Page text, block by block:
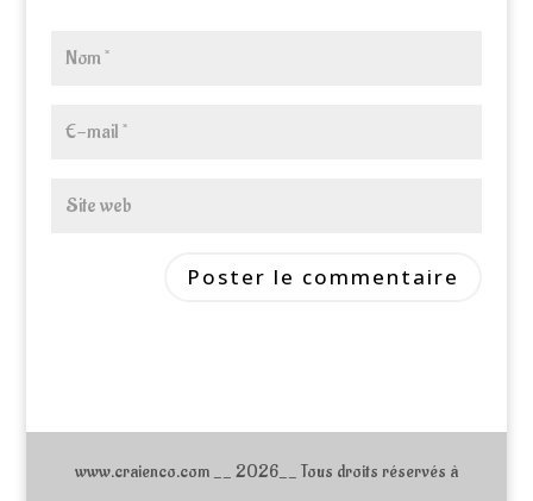
www.craienco.com __ 2026__ Tous droits réservés à